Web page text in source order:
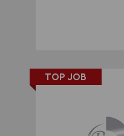
TOP JOB